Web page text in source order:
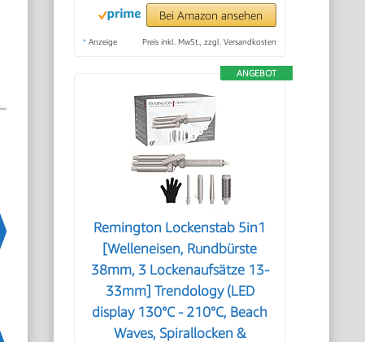
Bei Amazon ansehen
* Anzeige Preis inkl. MwSt., zzgl. Versandkosten
ANGEBOT
Remington Lockenstab 5in1
[Welleneisen, Rundbürste
38mm, 3 Lockenaufsätze 13-
33mm] Trendology (LED
display 130°C - 210°C, Beach
Waves, Spirallocken &